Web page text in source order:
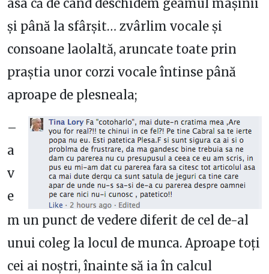
asa că de când deschidem geamul mașinii
și până la sfârșit… zvârlim vocale și
consoane laolaltă, aruncate toate prin
praștia unor corzi vocale întinse până
aproape de plesneala;
–
a
v
e
m un punct de vedere diferit de cel de-al
unui coleg la locul de munca. Aproape toți
cei ai noștri, înainte să ia în calcul